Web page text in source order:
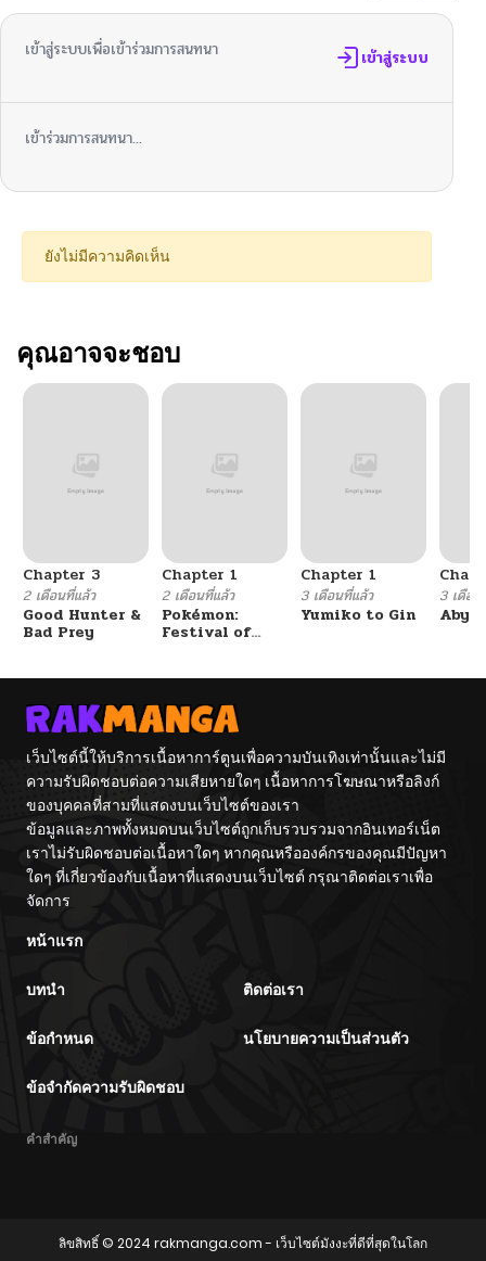
เข้าสู่ระบบเพื่อเข้าร่วมการสนทนา เข้าสู่ระบบ
เข้าร่วมการสนทนา...
ยังไม่มีความคิดเห็น
คุณอาจจะชอบ
Chapter 3
2 เดือนที่แล้ว
Good Hunter &
Bad Prey
Chapter 1
2 เดือนที่แล้ว
Pokémon:
Festival of
Chapter 1
3 เดือนที่แล้ว
Yumiko to Gin
3 เดือน
เว็บไซต์นี้ให้บริการเนื้อหาการ์ตูนเพื่อความบันเทิงเท่านั้นและไม่มี
ความรับผิดชอบต่อความเสียหายใดๆ เนื้อหาการโฆษณาหรือลิงก์
ของบุคคลที่สามที่แสดงบนเว็บไซต์ของเรา
ข้อมูลและภาพทั้งหมดบนเว็บไซต์ถูกเก็บรวบรวมจากอินเทอร์เน็ต
เราไม่รับผิดชอบต่อเนื้อหาใดๆ หากคุณหรือองค์กรของคุณมีปัญหา
ใดๆ ที่เกี่ยวข้องกับเนื้อหาที่แสดงบนเว็บไซต์ กรุณาติดต่อเราเพื่อ
จัดการ
หน้าแรก
บทนำ ติดต่อเรา
ข้อกำหนด นโยบายความเป็นส่วนตัว
ข้อจำกัดความรับผิดชอบ
คำสำคัญ
ลิขสิทธิ์ © 2024 rakmanga.com- เว็บไซต์มังงะที่ดีที่สุดในโลก